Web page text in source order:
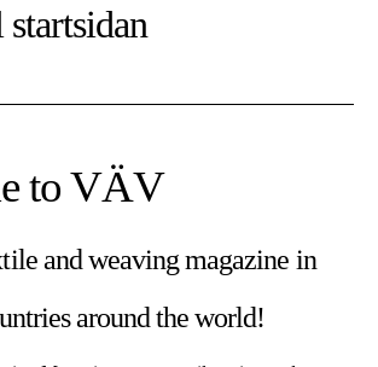
startsidan
to VÄV
and weaving magazine in
around the world!
vi cookies. Cookies är nödvändiga för
ska fungera som tänkt.